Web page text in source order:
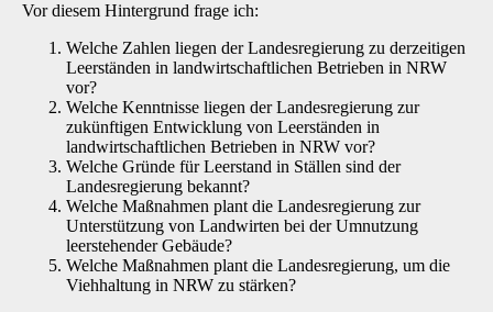
Vor diesem Hintergrund frage ich:
Welche Zahlen liegen der Landesregierung zu derzeitigen
Leerständen in landwirtschaftlichen Betrieben in NRW
vor?
Welche Kenntnisse liegen der Landesregierung zur
zukünftigen Entwicklung von Leerständen in
landwirtschaftlichen Betrieben in NRW vor?
Welche Gründe für Leerstand in Ställen sind der
Landesregierung bekannt?
Welche Maßnahmen plant die Landesregierung zur
Unterstützung von Landwirten bei der Umnutzung
leerstehender Gebäude?
Welche Maßnahmen plant die Landesregierung, um die
Viehhaltung in NRW zu stärken?